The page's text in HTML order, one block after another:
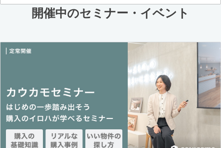
開催中のセミナー・イベント